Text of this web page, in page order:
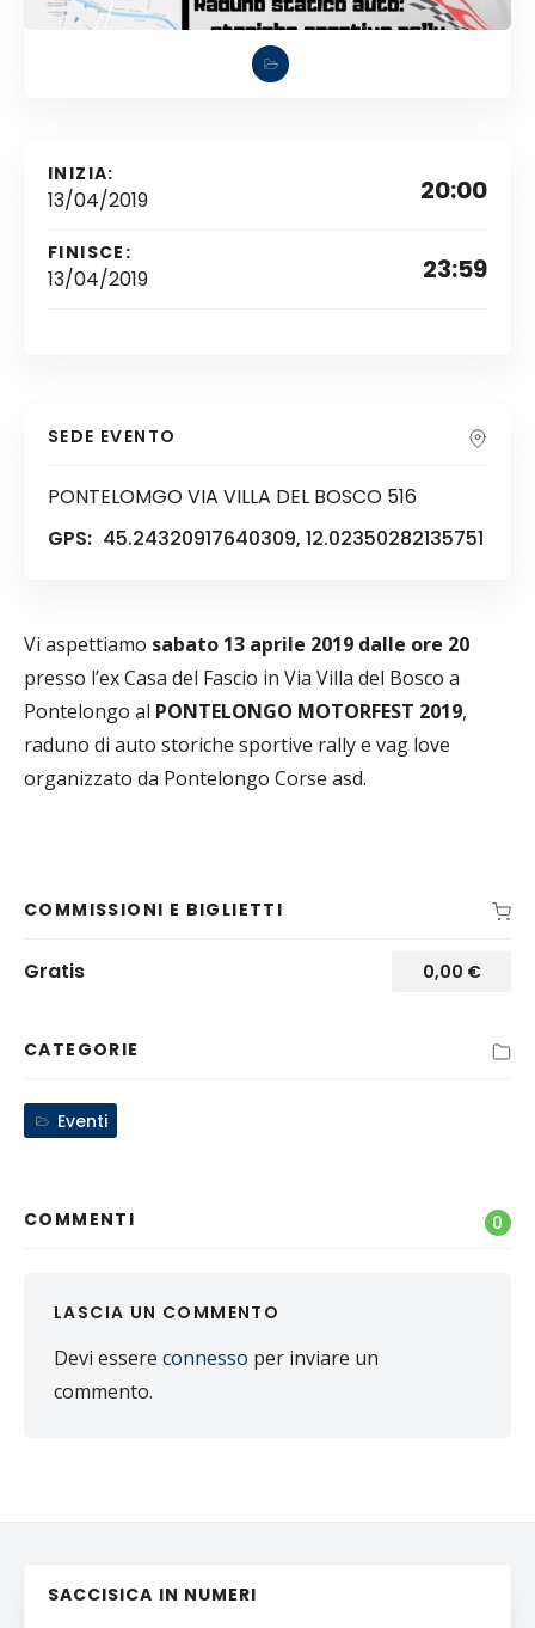
INIZIA:
13/04/2019 20:00
FINISCE:
13/04/2019 23:59
SEDE EVENTO
PONTELOMGO VIA VILLA DEL BOSCO 516
GPS: 45.24320917640309, 12.02350282135751
Vi aspettiamo sabato 13 aprile 2019 dalle ore 20
presso l’ex Casa del Fascio in Via Villa del Bosco a
Pontelongo al PONTELONGO MOTORFEST 2019,
raduno di auto storiche sportive rally e vag love
organizzato da Pontelongo Corse asd.
COMMISSIONI E BIGLIETTI
Gratis 0,00 €
CATEGORIE
Eventi
COMMENTI 0
LASCIA UN COMMENTO
Devi essere connesso per inviare un
commento.
SACCISICA IN NUMERI